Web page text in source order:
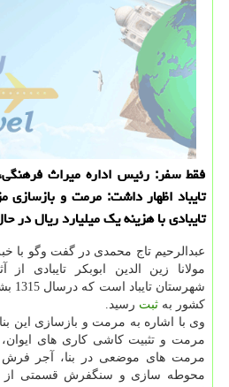
فقط سفر: رئیس اداره میراث
تایباد اظهار داشت: مرمت و بازسازی
تایبادی با هزینه یك میلیارد ریال در
عبدالرحیم تاج محمدی در گفت وگو با
مولانا زین الدین ابوبكر تایبادی
كشور به ثبت رسید.
وی با اشاره به مرمت و بازسازی این
مرمت و تثبیت كاشی كاری های
مرمت های موضعی در بنا، آجر فرش
محوطه سازی و سنگفرش قسمتی از